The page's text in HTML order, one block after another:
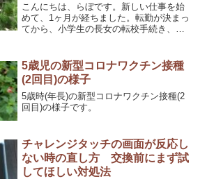
こんにちは、らぼです。新しい仕事を始
めて、1ヶ月が経ちました。転勤が決まっ
てから、小学生の長女の転校手続き、次
女の小学校が始まり、次女は無所属の4月
を経て、5月から保育...
5歳児の新型コロナワクチン接種
(2回目)の様子
5歳時(年長)の新型コロナワクチン接種(2
回目)の様子です。
チャレンジタッチの画面が反応し
ない時の直し方 交換前にまず試
してほしい対処法